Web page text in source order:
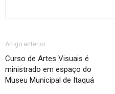
Artigo anterior
Curso de Artes Visuais é
ministrado em espaço do
Museu Municipal de Itaquá